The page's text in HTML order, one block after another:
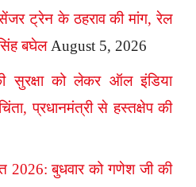
ट्रेन के ठहराव की मांग, रेल
बघेल August 5, 2026
सुरक्षा को लेकर ऑल इंडिया
प्रधानमंत्री से हस्तक्षेप की
बुधवार को गणेश जी की